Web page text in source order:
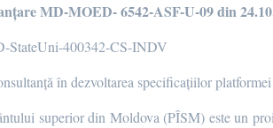
MD-MOED- 6542-ASF-U-09 din
StateUni-400342-CS-INDV
în dezvoltarea specificațiilor
superior din Moldova (PÎSM) este un